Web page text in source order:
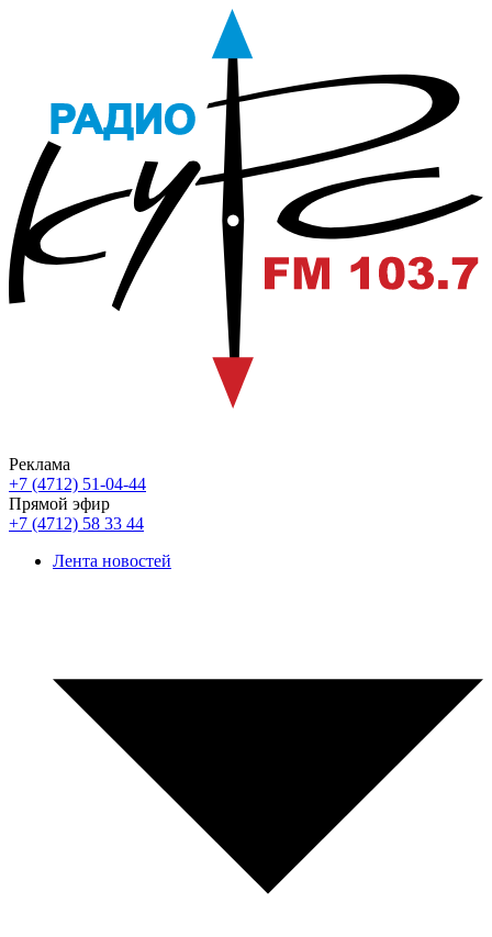
Реклама
+7 (4712) 51-04-44
Прямой эфир
+7 (4712) 58 33 44
Лента новостей